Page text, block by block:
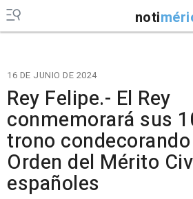
noti
16 DE JUNIO DE 2024
Rey Felipe.- El Rey
conmemorará sus
trono
Orden del Mérito
españoles